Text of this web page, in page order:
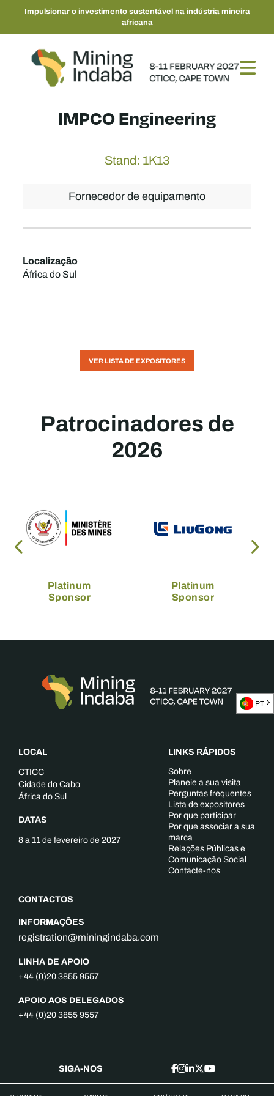
Impulsionar o investimento sustentável na indústria mineira
africana
IMPCO Engineering
Stand: 1K13
Fornecedor de equipamento
Localização
África do Sul
VER LISTA DE EXPOSITORES
Patrocinadores de
2026
Platinum
Sponsor
Platinum
Sponsor
LOCAL
CTICC
Cidade do Cabo
África do Sul
DATAS
8 a 11 de fevereiro de 2027
CONTACTOS
INFORMAÇÕES
registration@miningindaba.com
LINHA DE APOIO
+44 (0)20 3855 9557
APOIO AOS DELEGADOS
+44 (0)20 3855 9557
LINKS RÁPIDOS
Sobre
Planeie a sua visita
Perguntas frequentes
Lista de expositores
Por que participar
Por que associar a sua
marca
Relações Públicas e
Comunicação Social
Contacte-nos
SIGA-NOS
PT